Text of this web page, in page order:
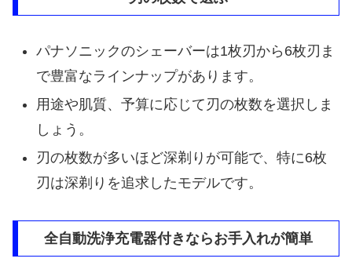
パナソニックのシェーバーは1枚刃から6枚刃ま
で豊富なラインナップがあります。
用途や肌質、予算に応じて刃の枚数を選択しま
しょう。
刃の枚数が多いほど深剃りが可能で、特に6枚
刃は深剃りを追求したモデルです。
全自動洗浄充電器付きならお手入れが簡単